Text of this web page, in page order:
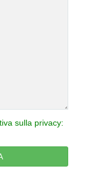
sulla privacy: